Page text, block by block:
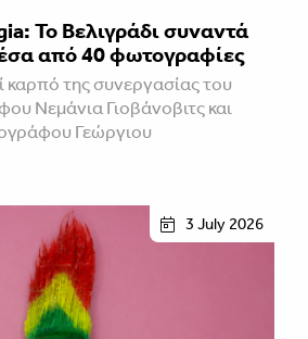
Το Βελιγράδι συναντά
από 40 φωτογραφίες
καρπό της συνεργασίας του
Νεμάνια Γιοβάνοβιτς και
Γεώργιου
3 July 2026